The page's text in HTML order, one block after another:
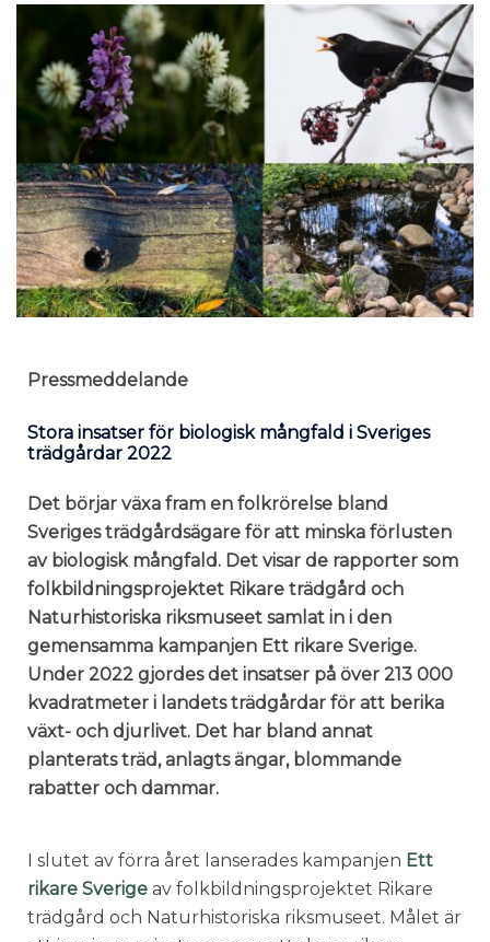
Pressmeddelande
Stora insatser för biologisk mångfald i Sveriges
trädgårdar 2022
Det börjar växa fram en folkrörelse bland
Sveriges trädgårdsägare för att minska förlusten
av biologisk mångfald. Det visar de rapporter som
folkbildningsprojektet Rikare trädgård och
Naturhistoriska riksmuseet samlat in i den
gemensamma kampanjen Ett rikare Sverige.
Under 2022 gjordes det insatser på över 213 000
kvadratmeter i landets trädgårdar för att berika
växt- och djurlivet. Det har bland annat
planterats träd, anlagts ängar, blommande
rabatter och dammar.
I slutet av förra året lanserades kampanjen Ett
rikare Sverige av folkbildningsprojektet Rikare
trädgård och Naturhistoriska riksmuseet. Målet är